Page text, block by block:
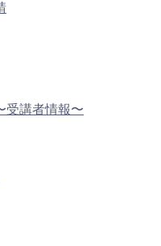
受講者情報〜